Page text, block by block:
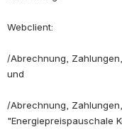
Webclient:
/Abrechnung,
und
/Abrechnung,
"Energiepreispauschale